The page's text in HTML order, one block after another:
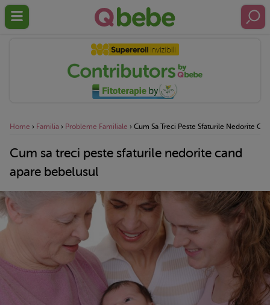
Home › Familia › Probleme Familiale › Cum Sa Treci Peste Sfaturile Nedorite
Cum sa treci peste sfaturile nedorite cand
apare bebelusul